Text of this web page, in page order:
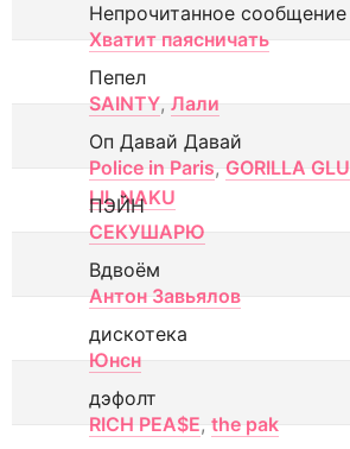
Непрочитанное сообщение
Хватит паясничать
Пепел
SAINTY, Лали
Оп Давай Давай
Police in Paris, GORILLA GLU
LIL NAKU
ПЭЙН
СЕКУШАРЮ
Вдвоём
Антон Завьялов
дискотека
Юнсн
дэфолт
RICH PEA$E, the pak